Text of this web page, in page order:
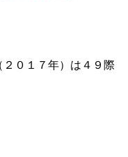
２０１７年）は４９際